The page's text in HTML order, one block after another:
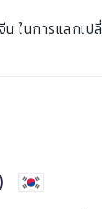
ในการแลกเป